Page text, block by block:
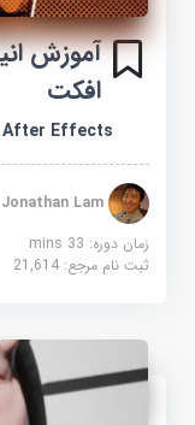
آموزش
افکت
After Effects
Jonathan Lam
زمان دوره: 33 mins
ثبت نام مرجع:21,614